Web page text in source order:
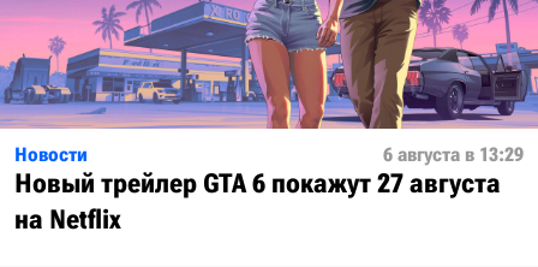
Новости 6 августа в 13:29
Новый трейлер GTA 6 покажут 27 августа
на Netflix